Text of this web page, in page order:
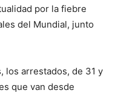
por la fiebre
del Mundial, junto
los arrestados, de 31 y
que van desde